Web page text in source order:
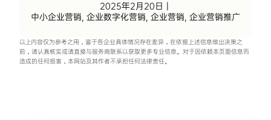
2025年2月20日
中小企业营销, 企业数字化营销, 企业营销, 企业营销推广
以上内容仅为参考之用，鉴于各企业具体情况存在差异，在依据上述信息做出决策之
前，请认真核实或请直接与服务商联系以获取更多专业信息。对于因依赖本页面信息而
造成的任何损害，本网站及其作者不承担任何法律责任。